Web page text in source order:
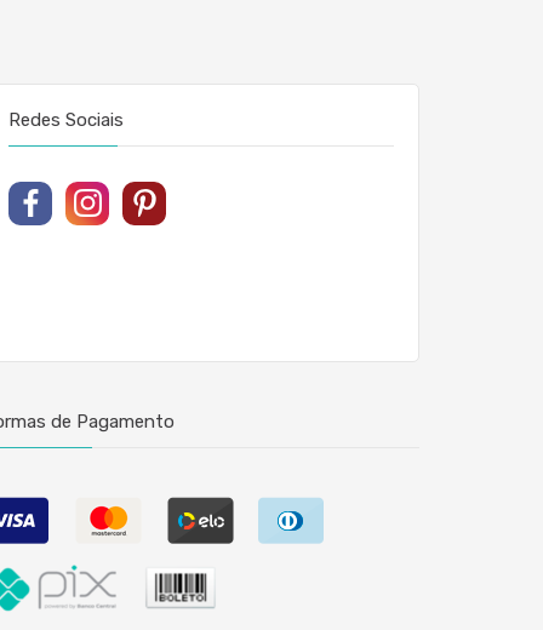
Redes Sociais
de Pagamento